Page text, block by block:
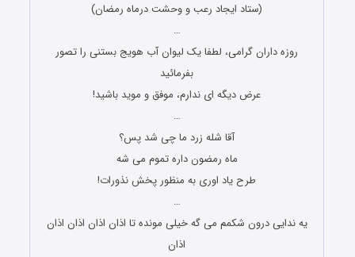
(ستاد ایجاد رعب و وحشت درماه رمضان)
…
روزه داران گرامی، لطفا یک لیوان آب هویج بستنی را تصور
بفرمائید
عرض دیگه ای ندارم، موفق و موید باشید!
…
آقا شله زرد ما چی شد پس؟
ماه رمضون داره تموم می شه
طرح یاد اوری به منظور پخش نذورات!
…
یه ندایی درون شکمم می گه خیلی مونده تا اذان اذان اذان اذان
اذان